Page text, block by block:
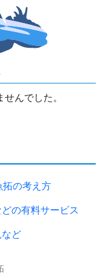
んでした。
拓の考え方
の有料サービス
など